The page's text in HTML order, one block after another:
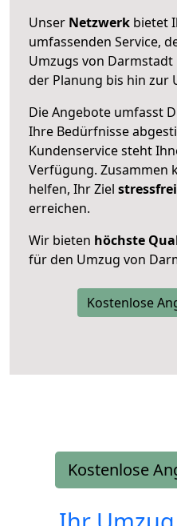
Unser Netzwerk bietet
umfassenden Service,
Umzugs von
der Planung bis hin zur
Die Angebote umfasst
Ihre Bedürfnisse
Kundenservice steht
Verfügung. Zusammen
helfen, Ihr Ziel
erreichen.
Wir bieten höchste
für den Umzug von
Kostenlose
Kostenlose